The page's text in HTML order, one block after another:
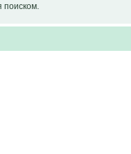
поиском.